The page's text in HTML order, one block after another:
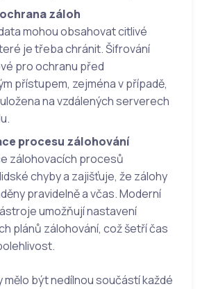
záloh
mohou obsahovat citlivé
je třeba chránit. Šifrování
pro ochranu před
přístupem, zejména v případě,
na vzdálených serverech
procesu zálohování
zálohovacích procesů
chyby a zajišťuje, že zálohy
pravidelně a včas. Moderní
umožňují nastavení
plánů zálohování, což šetří čas
mělo být nedílnou součástí každé